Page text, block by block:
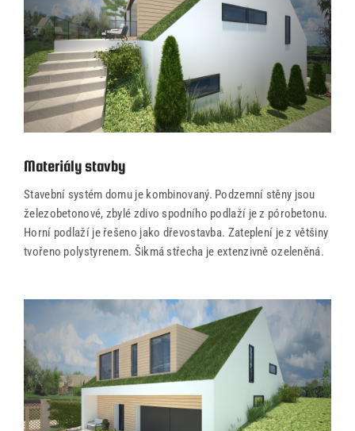
Materiály stavby
Stavební systém domu je kombinovaný. Podzemní stěny jsou
železobetonové, zbylé zdivo spodního podlaží je z pórobetonu.
Horní podlaží je řešeno jako dřevostavba. Zateplení je z většiny
tvořeno polystyrenem. Šikmá střecha je extenzivně ozeleněná.